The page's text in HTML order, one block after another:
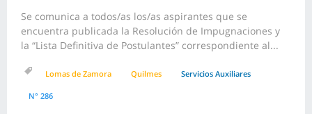
Se comunica a todos/as los/as aspirantes que se
encuentra publicada la Resolución de Impugnaciones y
la “Lista Definitiva de Postulantes” correspondiente al...
Lomas de Zamora Quilmes Servicios Auxiliares
N° 286